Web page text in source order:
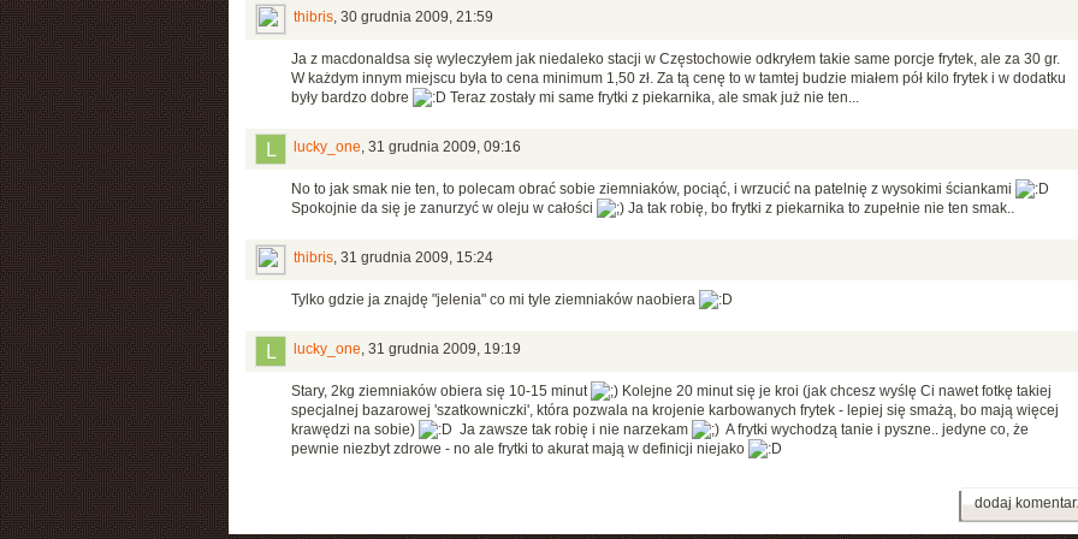
thibris, 30 grudnia 2009, 21:59
Ja z macdonaldsa się wyleczyłem jak niedaleko stacji w Częstochowie odkryłem takie same porcje frytek, ale za 30 gr.
W każdym innym miejscu była to cena minimum 1,50 zł. Za tą cenę to w tamtej budzie miałem pół kilo frytek i w dodatku
były bardzo dobre
Teraz zostały mi same frytki z piekarnika, ale smak już nie ten...
lucky_one, 31 grudnia 2009, 09:16
No to jak smak nie ten, to polecam obrać sobie ziemniaków, pociąć, i wrzucić na patelnię z wysokimi ściankami
Spokojnie da się je zanurzyć w oleju w całości
Ja tak robię, bo frytki z piekarnika to zupełnie nie ten smak..
thibris, 31 grudnia 2009, 15:24
Tylko gdzie ja znajdę "jelenia" co mi tyle ziemniaków naobiera
lucky_one, 31 grudnia 2009, 19:19
Stary, 2kg ziemniaków obiera się 10-15 minut
Kolejne 20 minut się je kroi (jak chcesz wyślę Ci nawet fotkę takiej
specjalnej bazarowej 'szatkowniczki', która pozwala na krojenie karbowanych frytek - lepiej się smażą, bo mają więcej
krawędzi na sobie)
Ja zawsze tak robię i nie narzekam
A frytki wychodzą tanie i pyszne.. jedyne co, że
pewnie niezbyt zdrowe - no ale frytki to akurat mają w definicji niejako
dodaj